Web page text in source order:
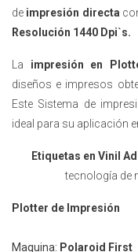
de impresión directa
Resolución 1440 Dpi`s.
La impresión en
diseños e impresos
Este Sistema de
ideal para su aplicación
Etiquetas en Vinil
tecnología de
Plotter de Impresión
Maquina: Polaroid First